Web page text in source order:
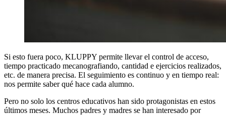
Si esto fuera poco, KLUPPY permite llevar el control de acceso,
tiempo practicado mecanografiando, cantidad e ejercicios realizados,
etc. de manera precisa. El seguimiento es continuo y en tiempo real:
nos permite saber qué hace cada alumno.
Pero no solo los centros educativos han sido protagonistas en estos
últimos meses. Muchos padres y madres se han interesado por